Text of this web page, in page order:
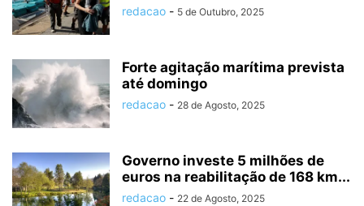
redacao - 5 de Outubro, 2025
Forte agitação marítima prevista
até domingo
redacao - 28 de Agosto, 2025
Governo investe 5 milhões de
euros na reabilitação de 168 km...
redacao - 22 de Agosto, 2025